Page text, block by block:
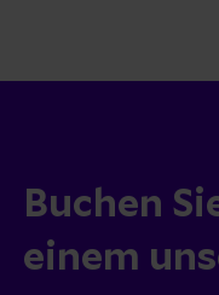
Buchen
einem